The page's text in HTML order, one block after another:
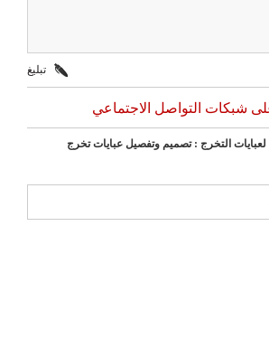
تبليغ
شبكات التواصل الاجتماعي
التخرج : تصميم وتفصيل عبايات تخرج